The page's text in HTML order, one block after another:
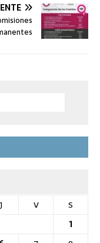
J V
S
1